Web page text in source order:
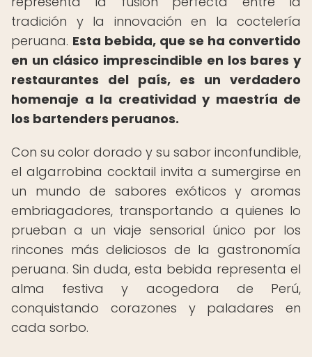
tradición y la innovación en la coctelería
peruana. Esta bebida, que se ha convertido
en un clásico imprescindible en los bares y
restaurantes del país, es un verdadero
homenaje a la creatividad y maestría de
los bartenders peruanos.
Con su color dorado y su sabor inconfundible,
el algarrobina cocktail invita a sumergirse en
un mundo de sabores exóticos y aromas
embriagadores, transportando a quienes lo
prueban a un viaje sensorial único por los
rincones más deliciosos de la gastronomía
peruana. Sin duda, esta bebida representa el
alma festiva y acogedora de Perú,
conquistando corazones y paladares en
cada sorbo.